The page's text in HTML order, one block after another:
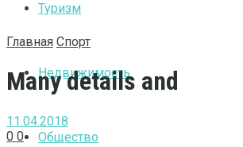
Туризм
Недвижимость
Общество
Главная Спорт
Many details and
11.04.2018
0 0